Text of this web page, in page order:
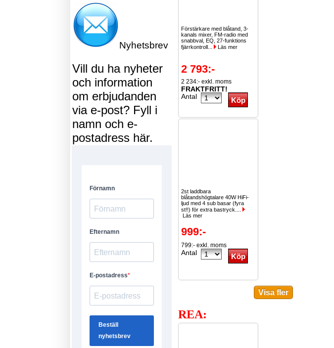
Nyhetsbrev
Vill du ha nyheter
och information
om erbjudanden
via e-post? Fyll i
namn och e-
postadress här.
Förstärkare med blåtand, 3-
kanals mixer, FM-radio med
snabbval, EQ, 27-funktions
fjärrkontroll...
Läs mer
2 793:-
2 234:- exkl. moms
FRAKTFRITT!
Antal
2st laddbara
blåtandshögtalare 40W HiFi-
ljud med 4 sub basar (fyra
st!!) för extra bastryck....
Läs mer
999:-
799:- exkl. moms
Antal
REA: